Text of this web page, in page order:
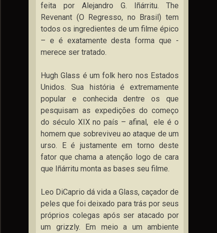
feita por Alejandro G. Iñárritu. The
Revenant (O Regresso, no Brasil) tem
todos os ingredientes de um filme épico
– e é exatamente desta forma que ­
merece ser tratado.
Hugh Glass é um folk hero nos Estados
Unidos. Sua história é extremamente
popular e conhecida dentre os que
pesquisam as expedições do começo
do século XIX no país – afinal, ele é o
homem que sobreviveu ao ataque de um
urso. E é justamente em torno deste
fator que chama a atenção logo de cara
que Iñárritu monta as bases seu filme.
Leo DiCaprio dá vida a Glass, caçador de
peles que foi deixado para trás por seus
próprios colegas após ser atacado por
um grizzly. Em mei­­o a um ambiente